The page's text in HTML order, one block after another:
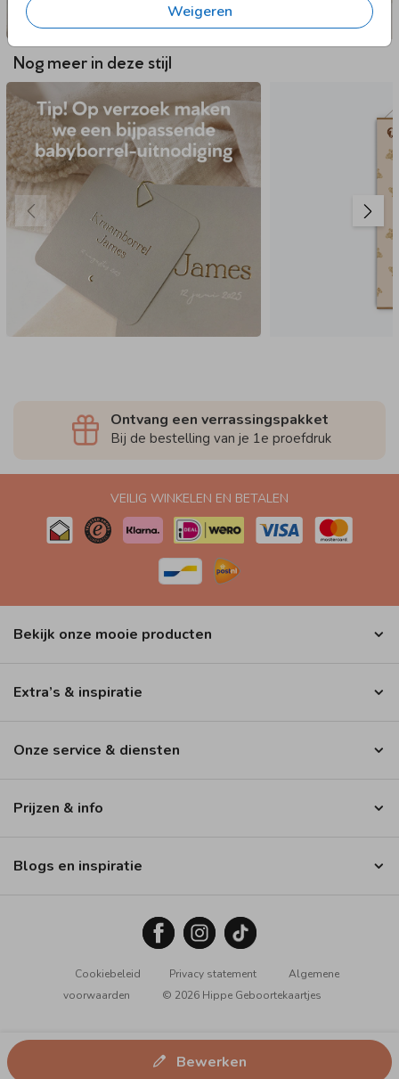
Weigeren
Nog meer in deze stijl
Bewerken
Ontvang een verrassingspakket
Bij de bestelling van je 1e proefdruk
VEILIG WINKELEN EN BETALEN
Bekijk onze mooie producten
Extra’s & inspiratie
Onze service & diensten
Prijzen & info
Blogs en inspiratie
Cookiebeleid Privacy statement
Algemene
voorwaarden
© 2026 Hippe Geboortekaartjes